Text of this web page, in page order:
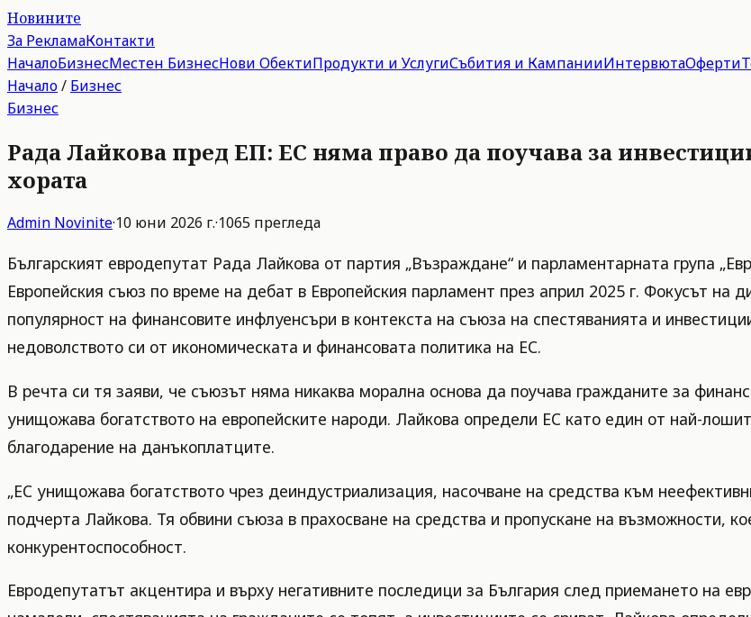
Новините
За РекламаКонтакти
НачалоБизнесМестен БизнесНови ОбектиПродукти и УслугиСъбития и КампанииИнтервютаОферти
Начало/ Бизнес
Бизнес
Рада Лайкова пред ЕП: ЕС няма право да поучава за
хората
Admin Novinite·10 юни 2026 г.·1065 прегледа
Българският евродепутат Рада Лайкова от партия „Възраждане“ и парламентарната група
Европейския съюз по време на дебат в Европейския парламент през април 2025 г. Фокусът на
популярност на финансовите инфлуенсъри в контекста на съюза на спестяванията и
недоволството си от икономическата и финансовата политика на ЕС.
В речта си тя заяви, че съюзът няма никаква морална основа да поучава гражданите за
унищожава богатството на европейските народи. Лайкова определи ЕС като един от най-
благодарение на данъкоплатците.
„ЕС унищожава богатството чрез деиндустриализация, насочване на средства към
подчерта Лайкова. Тя обвини съюза в прахосване на средства и пропускане на възможности,
конкурентоспособност.
Евродепутатът акцентира и върху негативните последици за България след приемането на